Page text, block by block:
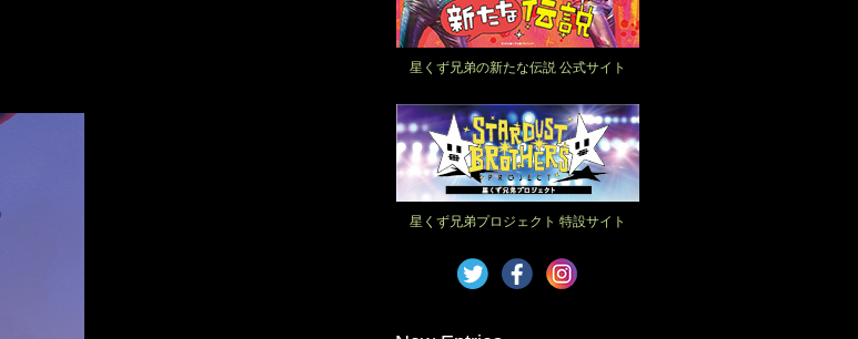
星くず兄弟の新たな伝説 公式サイト
星くず兄弟プロジェクト 特設サイト